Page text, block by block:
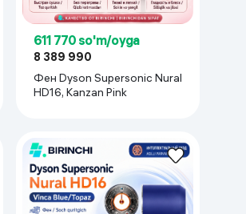
611 770 so'm/oyga
8 389 990
Фен Dyson Supersonic Nural
HD16, Kanzan Pink